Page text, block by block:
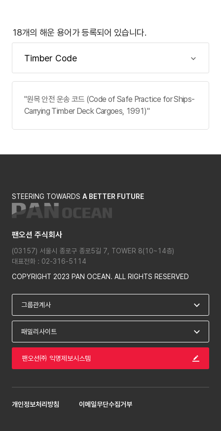
18개의 해운 용어가 등록되어 있습니다.
"원목 안전 운송 코드 (Code of Safe Practice for Ships-
Carrying Timber Deck Cargoes, 1991)"
STEERING TOWARDS A BETTER FUTURE
팬오션 주식회사
(03157) 서울시 종로구 종로5길 7, TOWER 8(10~14층)
대표전화 : 02-316-5114
COPYRIGHT 2023 PAN OCEAN. ALL RIGHTS RESERVED
팬오션㈜ 익명제보시스템
개인정보처리방침 이메일무단수집거부